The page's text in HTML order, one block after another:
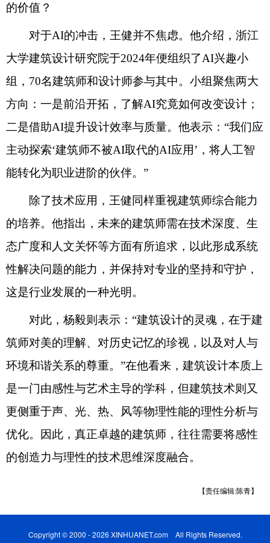
的价值？
对于AI的冲击，王健并不焦虑。他介绍，浙江
大学建筑设计研究院于2024年便组织了AI兴趣小
组，70名建筑师和设计师参与其中。小组聚焦两大
方向：一是前沿开拓，了解AI究竟如何改变设计；
二是借助AI提升设计效率与质量。他表示：“我们应
主动探索‘建筑师不被AI取代的AI应用’，将人工智
能转化为职业进阶的伙伴。”
除了技术应用，王健同样重视建筑师综合能力
的培养。他指出，未来的建筑师需在技术深度、生
态广度和人文关怀等方面有所追求，以此形成系统
性解决问题的能力，并保持对专业的坚持和守护，
这是行业发展的一种光明。
对此，杨毅则表示：“建筑设计的灵魂，在于建
筑师对美的理解、对历史记忆的珍视，以及对人与
环境和谐关系的尊重。”在他看来，建筑设计本质上
是一门由感性与艺术主导的学科，但建筑技术则又
更侧重于声、光、热、风等物理性能的理性分析与
优化。因此，真正卓越的建筑师，往往需要将感性
的创造力与理性的技术思维深度融合。
【责任编辑:陈青】
Copyright © 2000 - 2026 XINHUANET.com All Rights Reserved.